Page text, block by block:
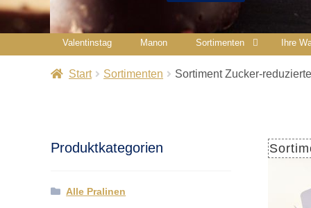
Valentinstag Manon Sortimenten Ihre
Start Sortimenten Sortiment Zucker-reduzierte
Produktkategorien
Alle Pralinen